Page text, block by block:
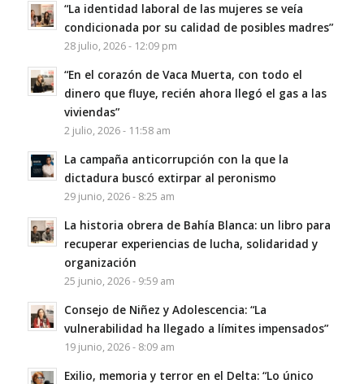
“La identidad laboral de las mujeres se veía
condicionada por su calidad de posibles madres”
28 julio, 2026 - 12:09 pm
“En el corazón de Vaca Muerta, con todo el
dinero que fluye, recién ahora llegó el gas a las
viviendas”
2 julio, 2026 - 11:58 am
La campaña anticorrupción con la que la
dictadura buscó extirpar al peronismo
29 junio, 2026 - 8:25 am
La historia obrera de Bahía Blanca: un libro para
recuperar experiencias de lucha, solidaridad y
organización
25 junio, 2026 - 9:59 am
Consejo de Niñez y Adolescencia: “La
vulnerabilidad ha llegado a límites impensados”
19 junio, 2026 - 8:09 am
Exilio, memoria y terror en el Delta: “Lo único